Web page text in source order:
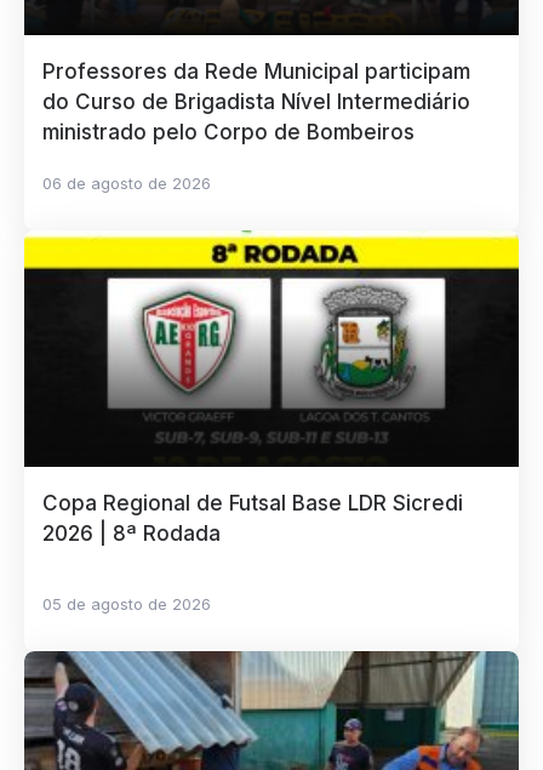
Professores da Rede Municipal participam
do Curso de Brigadista Nível Intermediário
ministrado pelo Corpo de Bombeiros
06 de agosto de 2026
Copa Regional de Futsal Base LDR Sicredi
2026 | 8ª Rodada
05 de agosto de 2026